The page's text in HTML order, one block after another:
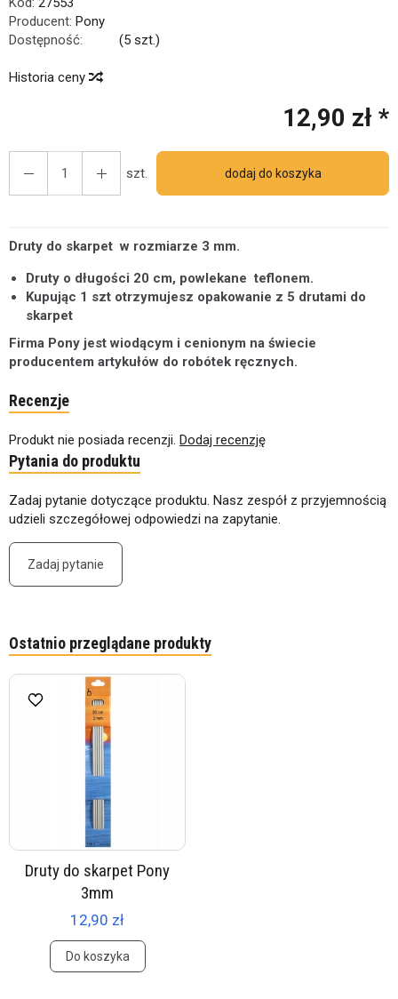
Producent: Pony
Dostępność:
(5 szt.)
Historia ceny
12,90 zł *
szt. dodaj do koszyka
Druty do skarpet w rozmiarze 3 mm.
Druty o długości 20 cm, powlekane teflonem.
Kupując 1 szt otrzymujesz opakowanie z 5 drutami do
skarpet
Firma Pony jest wiodącym i cenionym na świecie
producentem artykułów do robótek ręcznych.
Recenzje
Produkt nie posiada recenzji. Dodaj recenzję
Pytania do produktu
Zadaj pytanie dotyczące produktu. Nasz zespół z przyjemnością
udzieli szczegółowej odpowiedzi na zapytanie.
Zadaj pytanie
Ostatnio przeglądane produkty
Druty do skarpet Pony
3mm
12,90 zł
Do koszyka